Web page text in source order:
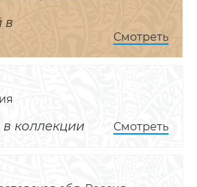
в
Смотреть
коллекции Смотреть